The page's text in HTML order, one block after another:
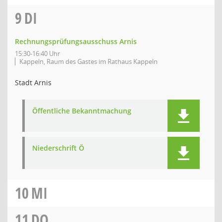
9DI
Rechnungsprüfungsausschuss Arnis
15:30-16:40 Uhr
Kappeln, Raum des Gastes im Rathaus Kappeln
Stadt Arnis
Öffentliche Bekanntmachung
Niederschrift Ö
10MI